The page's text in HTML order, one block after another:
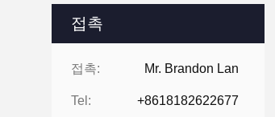
접촉
접촉: Mr. Brandon Lan
Tel: +8618182622677